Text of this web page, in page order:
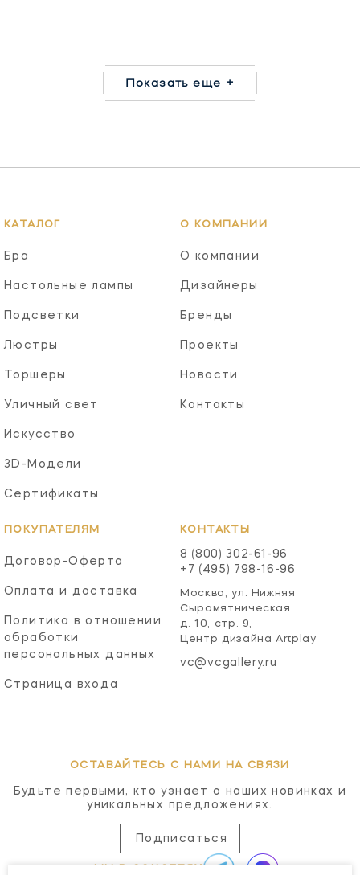
Показать еще +
КАТАЛОГ
Бра
Настольные лампы
Подсветки
Люстры
Торшеры
Уличный свет
Искусство
3D-Модели
Сертификаты
О КОМПАНИИ
О компании
Дизайнеры
Бренды
Проекты
Новости
Контакты
ПОКУПАТЕЛЯМ
Договор-Оферта
Оплата и доставка
Политика в отношении
обработки
персональных данных
Страница входа
КОНТАКТЫ
8 (800) 302-61-96
+7 (495) 798-16-96
Москва, ул. Нижняя
Сыромятническая
д. 10, стр. 9,
Центр дизайна Artplay
vc@vcgallery.ru
ОСТАВАЙТЕСЬ С НАМИ НА СВЯЗИ
Будьте первыми, кто узнает о наших новинках и
уникальных предложениях.
Подписаться